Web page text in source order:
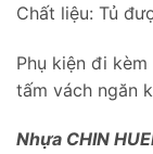
Chất liệu: Tủ
Phụ kiện đi
tấm vách ngăn
Nhựa CHIN